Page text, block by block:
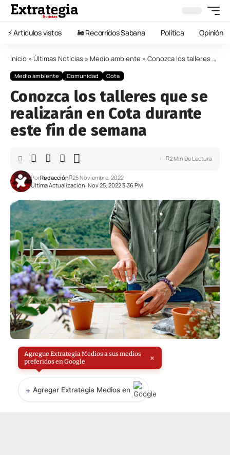
⚡️ Artículos vistos 🚂 Recorridos Sabana Política Opinión
Inicio » Últimas Noticias » Medio ambiente » Conozca los talleres que se realizarán en Cota durante este fin de semana
Medio ambiente Comunidad Cota
Conozca los talleres que se
realizarán en Cota durante
este fin de semana
Última Actualización: Nov 25, 2022 3:36 PM
PorRedacción 25 Noviembre, 2022
2 Min De Lectura
Agregue Extrategia Medios a sus medios
preferidos en Google
×
+ Agregar Extrategia Medios en